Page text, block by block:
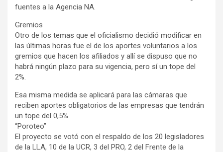
fuentes a la Agencia NA.
Gremios
Otro de los temas que el oficialismo decidió modificar en
las últimas horas fue el de los aportes voluntarios a los
gremios que hacen los afiliados y allí se dispuso que no
habrá ningún plazo para su vigencia, pero sí un tope del
2%.
Esa misma medida se aplicará para las cámaras que
reciben aportes obligatorios de las empresas que tendrán
un tope del 0,5%.
“Poroteo”
El proyecto se votó con el respaldo de los 20 legisladores
de la LLA, 10 de la UCR, 3 del PRO, 2 del Frente de la